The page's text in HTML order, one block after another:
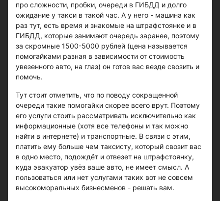
про сложности, пробки, очереди в ГИБДД и долго
ожидание у такси в такой час. А у него - машина как
раз тут, есть время и знакомые на штрафстоянке и в
ГИБДД, которые занимают очередь заранее, поэтому
за скромные 1500-5000 рублей (цена называется
помогайками разная в зависимости от стоимость
увезенного авто, на глаз) он готов вас везде свозить и
помочь.
Тут стоит отметить, что по поводу сокращенной
очереди такие помогайки скорее всего врут. Поэтому
его услуги стоить рассматривать исключительно как
информационные (хотя все телефоны и так можно
найти в интернете) и транспортные. В связи с этим,
платить ему больше чем таксисту, который свозит вас
в одно место, подождёт и отвезет на штрафстоянку,
куда эвакуатор увёз ваше авто, не имеет смысл. А
пользоваться или нет услугами таких вот не совсем
высокоморальных бизнесменов - решать вам.